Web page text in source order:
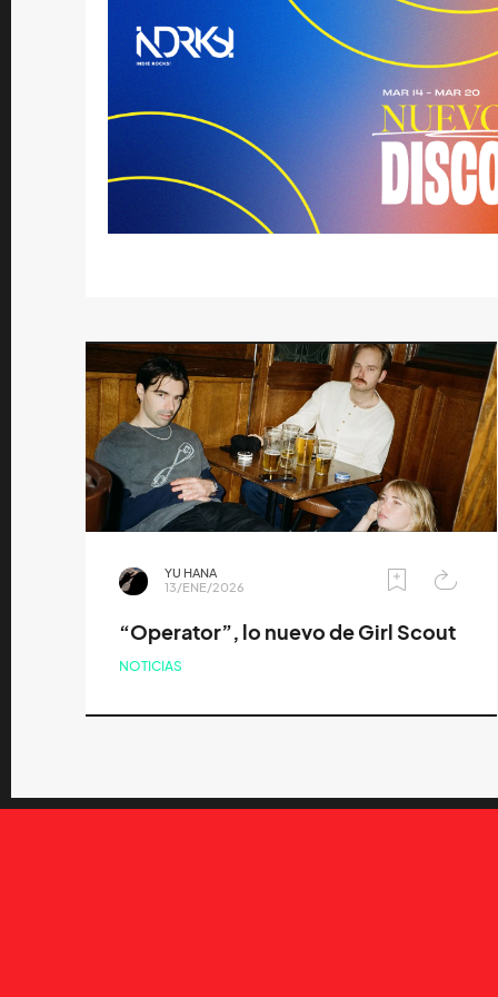
YU HANA
13/ENE/2026
“Operator”, lo nuevo de Girl Scout
NOTICIAS